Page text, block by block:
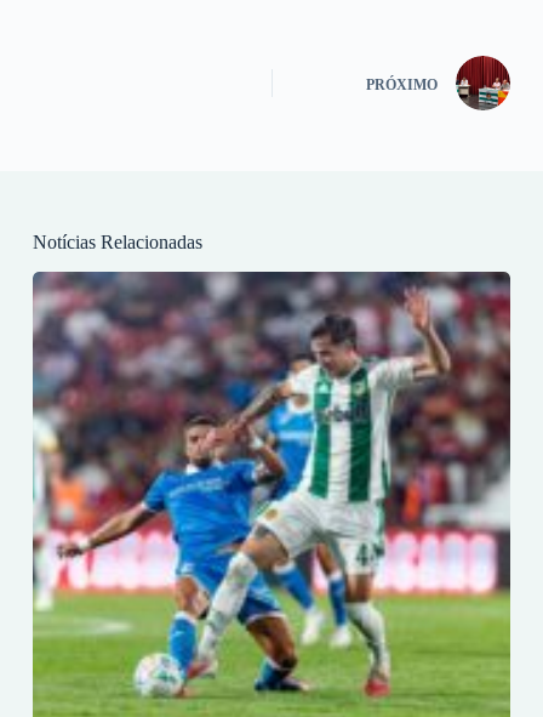
PRÓXIMO
Notícias Relacionadas